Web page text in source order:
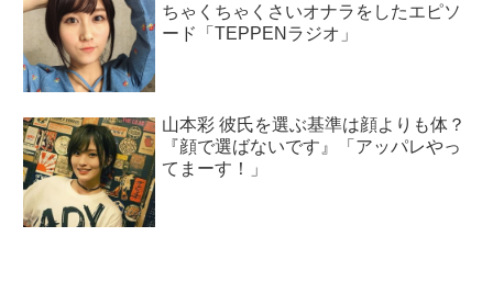
ちゃくちゃくさいオナラをしたエピソ
ード「TEPPENラジオ」
山本彩 彼氏を選ぶ基準は顔よりも体？
『顔で選ばないです』「アッパレやっ
てまーす！」